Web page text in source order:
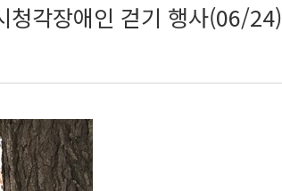
각장애인 걷기 행사(06/24)